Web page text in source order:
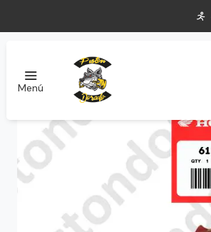
Menú